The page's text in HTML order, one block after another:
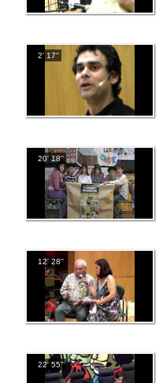
2' 17''
20' 18''
12' 28''
22' 55''